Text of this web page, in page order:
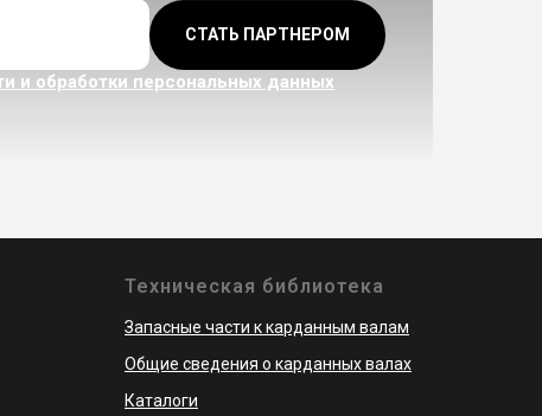
и обработки персональных данных
СТАТЬ ПАРТНЕРОМ
Техническая библиотека
Запасные части к карданным валам
Общие сведения о карданных валах
Каталоги